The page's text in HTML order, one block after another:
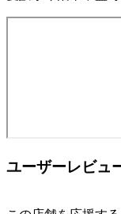
ユーザーレビュ